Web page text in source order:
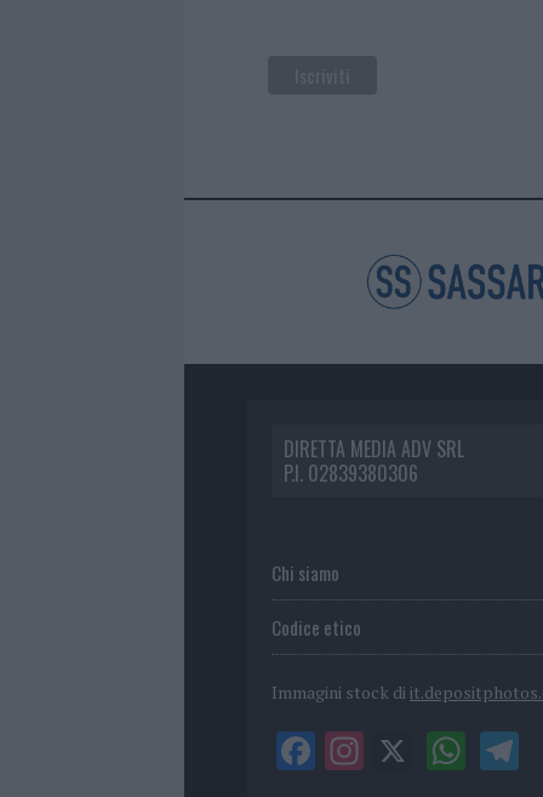
DIRETTA MEDIA ADV SRL
P.I. 02839380306
Chi siamo
Codice etico
Immagini stock di